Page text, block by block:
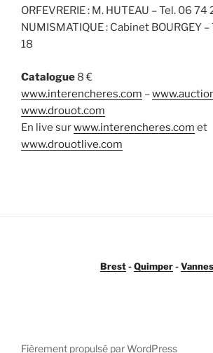
ORFEVRERIE : M. HUTEAU – Tel. 06
NUMISMATIQUE : Cabinet BOURGEY
18
Catalogue 8 €
www.interencheres.com –
www.drouot.com
En live surwww.interencheres.com et
www.drouotlive.com
Brest-Quimper-Vannes
Fièrement propulsé par WordPress